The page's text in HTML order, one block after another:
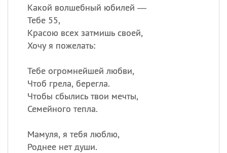
Какой волшебный юбилей —
Тебе 55,
Красою всех затмишь своей,
Хочу я пожелать:
Тебе огромнейшей любви,
Чтоб грела, берегла.
Чтобы сбылись твои мечты,
Семейного тепла.
Мамуля, я тебя люблю,
Роднее нет души.